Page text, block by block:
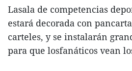
Lasala de competencias
estará decorada con
carteles, y se instalarán
para que losfanáticos vean